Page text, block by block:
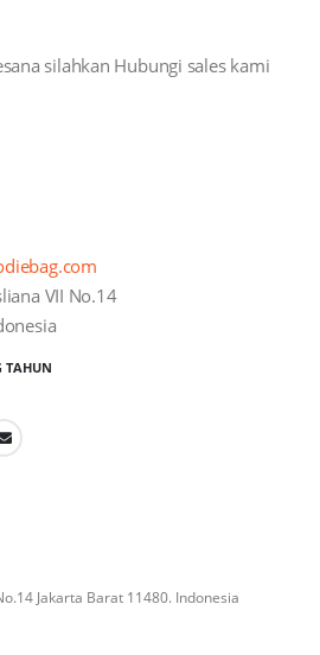
silahkan Hubungi sales kami
VII No.14
TAHUN
Jakarta Barat 11480. Indonesia